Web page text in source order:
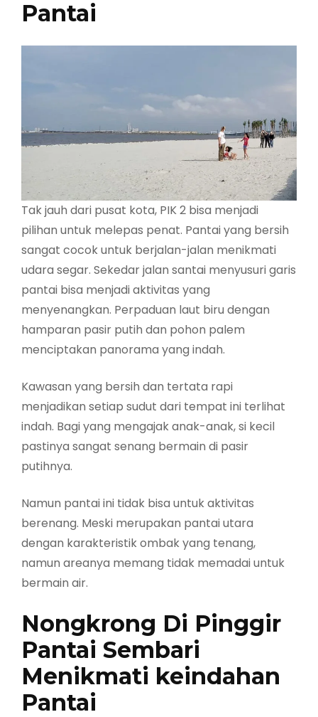
Pantai
Tak jauh dari pusat kota, PIK 2 bisa menjadi
pilihan untuk melepas penat. Pantai yang bersih
sangat cocok untuk berjalan-jalan menikmati
udara segar. Sekedar jalan santai menyusuri garis
pantai bisa menjadi aktivitas yang
menyenangkan. Perpaduan laut biru dengan
hamparan pasir putih dan pohon palem
menciptakan panorama yang indah.
Kawasan yang bersih dan tertata rapi
menjadikan setiap sudut dari tempat ini terlihat
indah. Bagi yang mengajak anak-anak, si kecil
pastinya sangat senang bermain di pasir
putihnya.
Namun pantai ini tidak bisa untuk aktivitas
berenang. Meski merupakan pantai utara
dengan karakteristik ombak yang tenang,
namun areanya memang tidak memadai untuk
bermain air.
Nongkrong Di Pinggir
Pantai Sembari
Menikmati keindahan
Pantai